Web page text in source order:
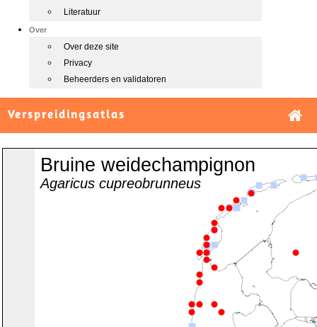
Literatuur
Over
Over deze site
Privacy
Beheerders en validatoren
Verspreidingsatlas